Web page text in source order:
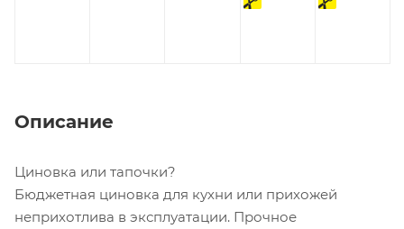
отрез
отрез
Описание
Циновка или тапочки?
Бюджетная циновка для кухни или прихожей
неприхотлива в эксплуатации. Прочное